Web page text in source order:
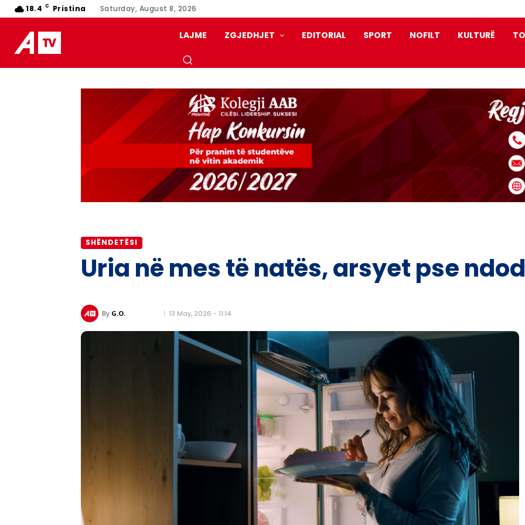
18.4 C Pristina Saturday, August 8, 2026
LAJME ZGJEDHJET EDITORIAL SPORT NOFILT KULTURË
SHËNDETËSI
Uria në mes të natës, arsyet pse
By G.O. 13 May, 2026 - 11:14